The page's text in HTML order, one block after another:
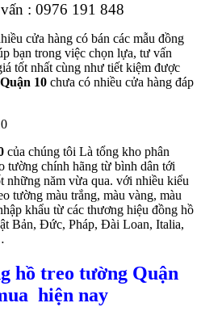
: 0976 191 848
cửa hàng có bán các mẫu đồng
bạn trong việc chọn lựa, tư vấn
tốt nhất cùng như tiết kiệm được
Quận 10 chưa có nhiều cửa hàng đáp
của chúng tôi Là tổng kho phân
tường chính hãng từ bình dân tới
những năm vừa qua. với nhiều kiểu
tường màu trắng, màu vàng, màu
khẩu từ các thương hiệu đồng hồ
Bản, Đức, Pháp, Đài Loan, Italia,
hồ treo tường Quận
hiện nay